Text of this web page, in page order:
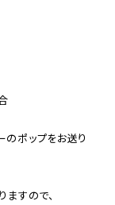
のポップをお送り
すので、